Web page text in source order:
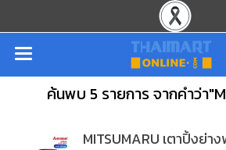
ค้นพบ 5 รายการ จากคำว่า
MITSUMARU เตาปิ้งย่